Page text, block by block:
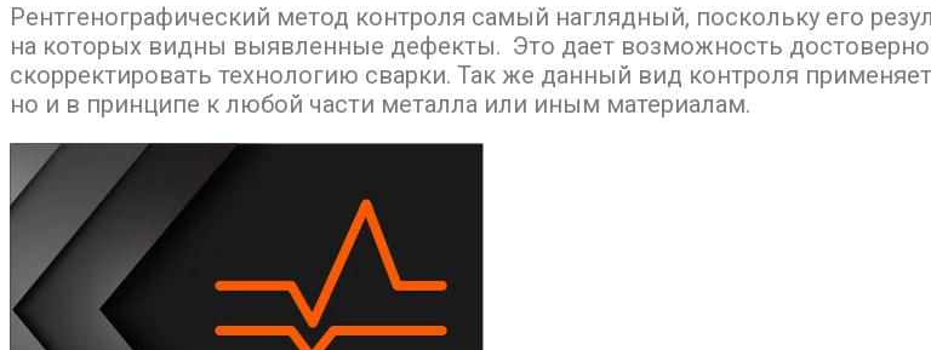
Рентгенографический метод контроля самый наглядный, поскольку его
на которых видны выявленные дефекты. Это дает возможность
скорректировать технологию сварки. Так же данный вид контроля
но и в принципе к любой части металла или иным материалам.